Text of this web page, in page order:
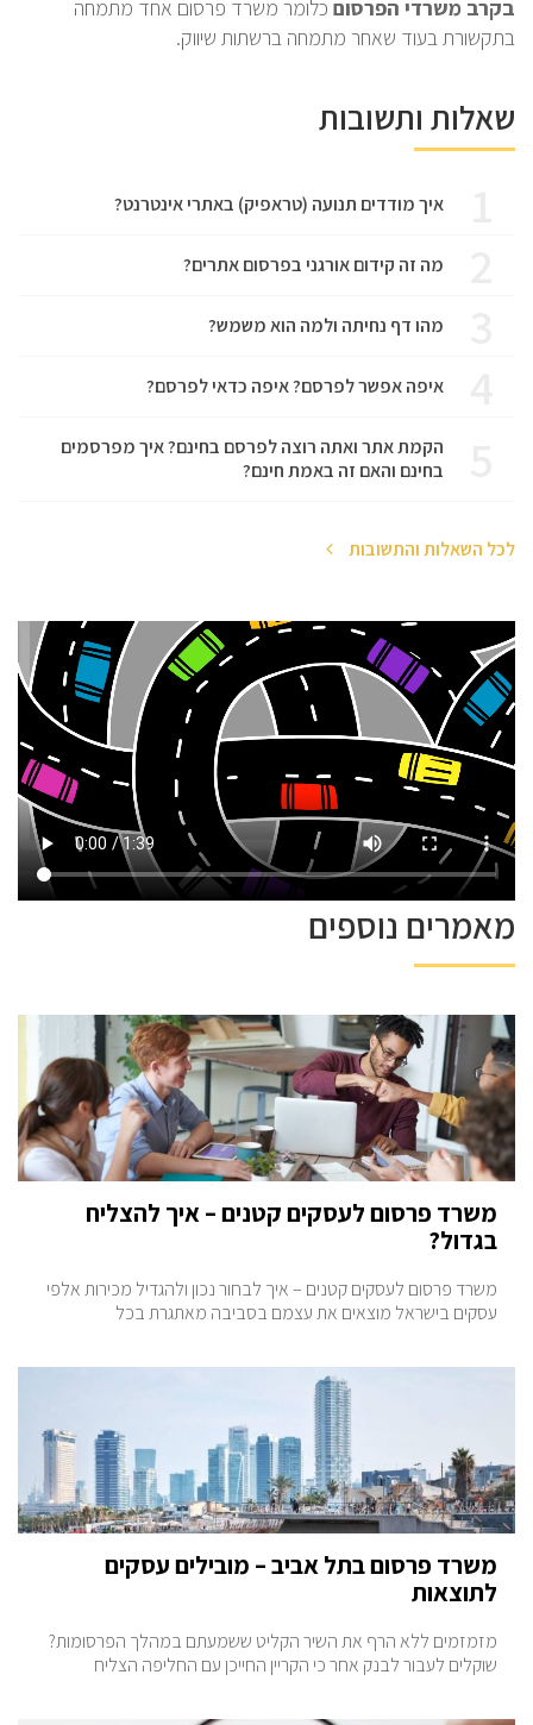
בקרב משרדי הפרסום כלומר משרד פרסום אחד מתמחה
בתקשורת בעוד שאחר מתמחה ברשתות שיווק.
שאלות ותשובות
איך מודדים תנועה (טראפיק) באתרי אינטרנט?
מה זה קידום אורגני בפרסום אתרים?
מהו דף נחיתה ולמה הוא משמש?
איפה אפשר לפרסם? איפה כדאי לפרסם?
הקמת אתר ואתה רוצה לפרסם בחינם? איך מפרסמים
בחינם והאם זה באמת חינם?
לכל השאלות והתשובות
מאמרים נוספים
משרד פרסום לעסקים קטנים – איך להצליח
בגדול?
משרד פרסום לעסקים קטנים – איך לבחור נכון ולהגדיל מכירות אלפי
עסקים בישראל מוצאים את עצמם בסביבה מאתגרת בכל
משרד פרסום בתל אביב – מובילים עסקים
לתוצאות
מזמזמים ללא הרף את השיר הקליט ששמעתם במהלך הפרסומות?
שוקלים לעבור לבנק אחר כי הקריין החייכן עם החליפה הצליח